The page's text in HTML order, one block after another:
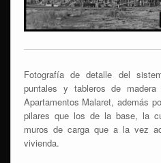
Fotografía de detalle del
puntales y tableros de
Apartamentos Malaret, además
pilares que los de la base, la
muros de carga que a la vez
vivienda.